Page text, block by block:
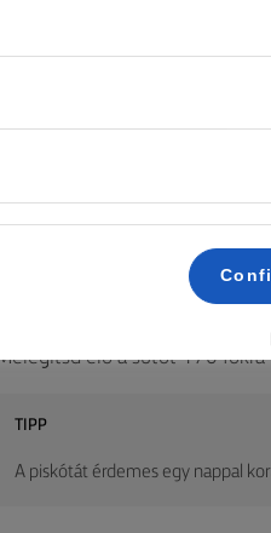
a tökéletes trifle.
selymes vaníliakrém és
új lendületet. Aranybarnára
is elkápráztathatod.
elő a sütőt 170 fokra
TIPP
A piskótát érdemes egy nappal